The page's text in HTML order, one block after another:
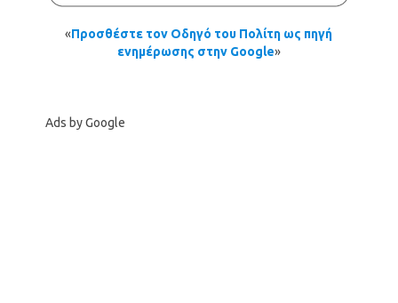
«Προσθέστε τον Οδηγό του Πολίτη ως πηγή
ενημέρωσης στην Google»
Ads by Google